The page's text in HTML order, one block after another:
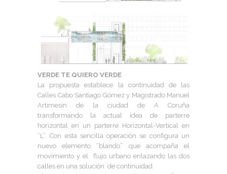
VERDE TE QUIERO VERDE
La propuesta establece la continuidad de las
Calles Cabo Santiago Gómez y Magistrado Manuel
Artimesin de la ciudad de A Coruña
transformando la actual idea de parterre
horizontal en un parterre Horizontal-Vertical en
“L”. Con esta sencilla operación se configura un
nuevo elemento “blando” que acompaña el
movimiento y el flujo urbano enlazando las dos
calles en una solución de continuidad.